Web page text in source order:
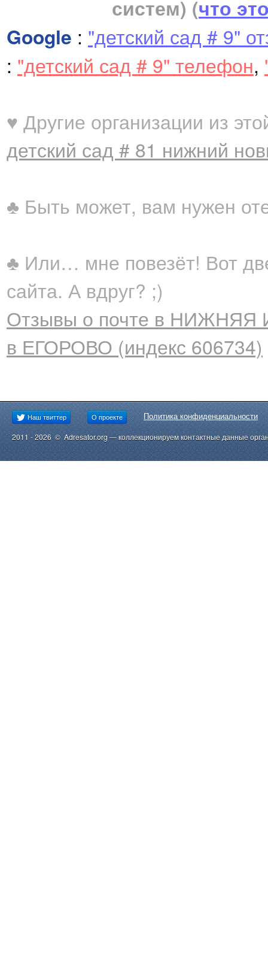
систем) (что
Google : "детский сад # 9"
: "детский сад # 9" телефон,
♥ Другие организации из
детский сад # 81 нижний
♣ Быть может, вам нужен
♣ Или… мне повезёт! Вот
сайта. А вдруг? ;)
Отзывы о почте в НИЖНЯЯ
в ЕГОРОВО (индекс 606734)
Наш твиттер О проекте Политика конфиденциальности
2011 - 2026 © Adresator.org — коллекционируем контактные данные